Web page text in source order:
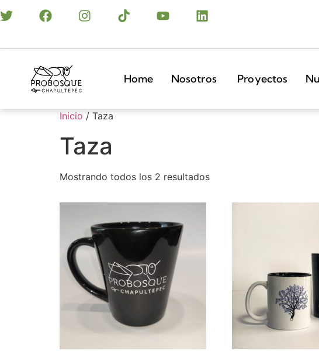
Home Nosotros Proyectos
Inicio / Taza
Taza
Mostrando todos los 2 resultados